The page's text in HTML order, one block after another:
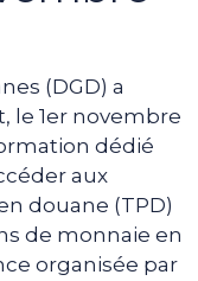
(DGD) a
le 1er novembre
dédié
aux
douane (TPD)
de monnaie en
organisée par